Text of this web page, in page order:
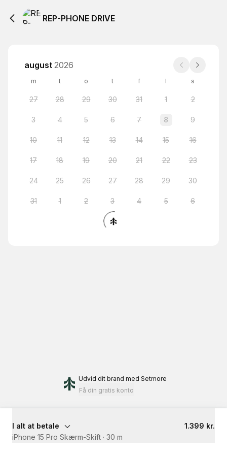
REP-PHONE DRIVE
august 2026
m t o t f l s
27 28 29 30 31 1 2
3 4 5 6 7 8 9
10 11 12 13 14 15 16
17 18 19 20 21 22 23
24 25 26 27 28 29 30
31 1 2 3 4 5 6
Udvid dit brand med Setmore
Få din gratis konto
I alt at betale
1.399 kr.
iPhone 15 Pro Skærm-Skift · 30 m